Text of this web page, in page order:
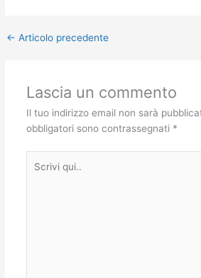
← Articolo precedente
Lascia un commento
Il tuo indirizzo email non sarà
obbligatori sono contrassegnati *
qui..